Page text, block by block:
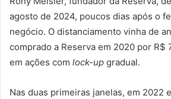
agosto de 2024, poucos dias após o
negócio. O distanciamento vinha de
comprado a Reserva em 2020 por R$
em ações com lock-up gradual.
Nas duas primeiras janelas, em 2022